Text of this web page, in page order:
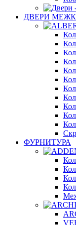
ДВЕРИ
ФУРНИТУРА